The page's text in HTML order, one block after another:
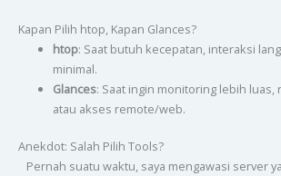
Kapan Pilih htop, Kapan Glances?
htop: Saat butuh kecepatan, interaksi
minimal.
Glances: Saat ingin monitoring lebih
atau akses remote/web.
Anekdot: Salah Pilih Tools?
Pernah suatu waktu, saya mengawasi server